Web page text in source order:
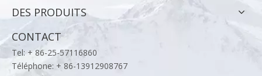
DES PRODUITS
CONTACT
Tel: + 86-25-57116860
Téléphone: + 86-13912908767